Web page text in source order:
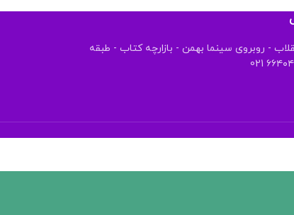
- روبروی سینما بهمن - بازارچه کتاب - طبقه